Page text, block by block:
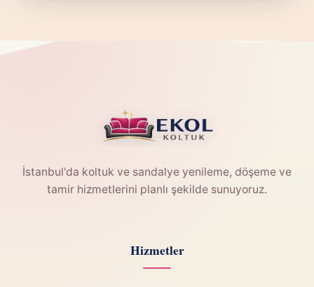
İstanbul'da koltuk ve sandalye yenileme, döşeme ve
tamir hizmetlerini planlı şekilde sunuyoruz.
Hizmetler